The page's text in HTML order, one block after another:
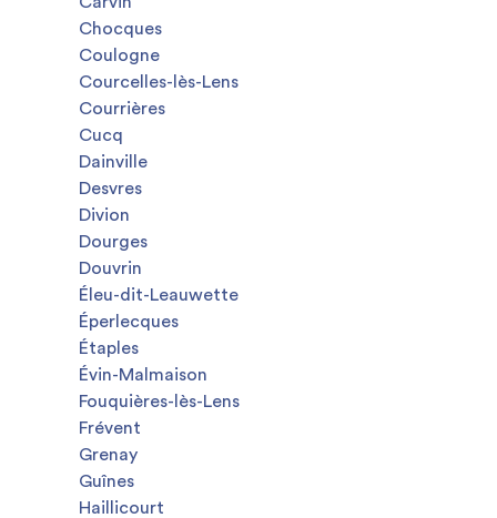
Chocques
Coulogne
Courcelles-lès-Lens
Courrières
Cucq
Dainville
Desvres
Divion
Dourges
Douvrin
Éleu-dit-Leauwette
Éperlecques
Étaples
Évin-Malmaison
Fouquières-lès-Lens
Frévent
Grenay
Guînes
Haillicourt